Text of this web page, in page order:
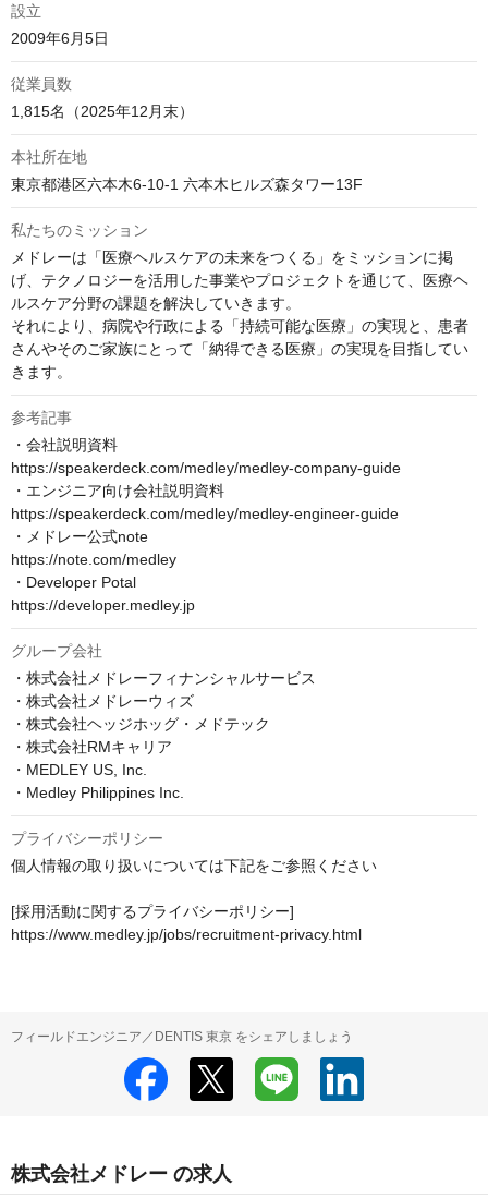
設立
2009年6月5日
従業員数
1,815名（2025年12月末）
本社所在地
東京都港区六本木6-10-1 六本木ヒルズ森タワー13F
私たちのミッション
メドレーは「医療ヘルスケアの未来をつくる」をミッションに掲
げ、テクノロジーを活用した事業やプロジェクトを通じて、医療ヘ
ルスケア分野の課題を解決していきます。
それにより、病院や行政による「持続可能な医療」の実現と、患者
さんやそのご家族にとって「納得できる医療」の実現を目指してい
きます。
参考記事
・会社説明資料
https://speakerdeck.com/medley/medley-company-guide
・エンジニア向け会社説明資料
https://speakerdeck.com/medley/medley-engineer-guide
・メドレー公式note
https://note.com/medley
・Developer Potal
https://developer.medley.jp
グループ会社
・株式会社メドレーフィナンシャルサービス
・株式会社メドレーウィズ
・株式会社ヘッジホッグ・メドテック
・株式会社RMキャリア
・MEDLEY US, Inc.
・Medley Philippines Inc.
プライバシーポリシー
個人情報の取り扱いについては下記をご参照ください
[採用活動に関するプライバシーポリシー]
https://www.medley.jp/jobs/recruitment-privacy.html
フィールドエンジニア／DENTIS 東京 をシェアしましょう
株式会社メドレー の求人